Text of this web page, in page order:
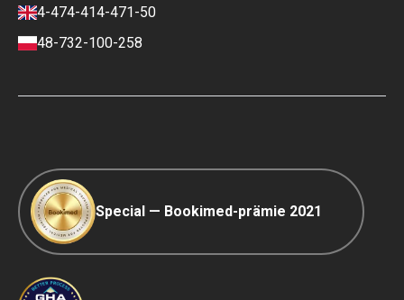
Kontakte
Zahlungs- und
Anzahlungsbedingungen
4-474-414-471-50
48-732-100-258
Special — Bookimed-prämie 2021